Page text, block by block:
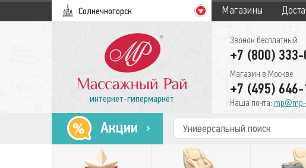
Солнечногорск Магазины
интернет-гипермаркет
Звонок бесплатный
+7 (800)
Магазин в Москве
+7 (495)
Наша почта:
Акции